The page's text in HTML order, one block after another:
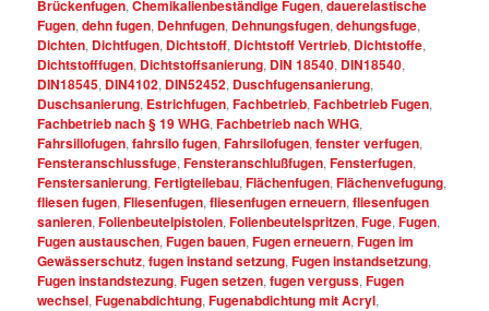
Brückenfugen,Chemikalienbeständige Fugen,dauerelastische
Fugen,dehn fugen, Dehnfugen, Dehnungsfugen,dehungsfuge,
Dichten, Dichtfugen, Dichtstoff, Dichtstoff Vertrieb, Dichtstoffe,
Dichtstofffugen, Dichtstoffsanierung, DIN 18540, DIN18540,
DIN18545, DIN4102, DIN52452, Duschfugensanierung,
Duschsanierung, Estrichfugen,Fachbetrieb,Fachbetrieb Fugen,
Fachbetrieb nach § 19 WHG,Fachbetrieb nach WHG,
Fahrsiliofugen,fahrsilo fugen,Fahrsilofugen,fenster verfugen,
Fensteranschlussfuge,Fensteranschlußfugen,Fensterfugen,
Fenstersanierung,Fertigteilebau,Flächenfugen,Flächenvefugung,
fliesen fugen,Fliesenfugen,fliesenfugen erneuern,fliesenfugen
sanieren,Folienbeutelpistolen,Folienbeutelspritzen,Fuge,Fugen,
Fugen austauschen,Fugen bauen,Fugen erneuern,Fugen im
Gewässerschutz,fugen instand setzung,Fugen instandsetzung,
Fugen instandstezung,Fugen setzen,fugen verguss,Fugen
wechsel,Fugenabdichtung,Fugenabdichtung mit Acryl,